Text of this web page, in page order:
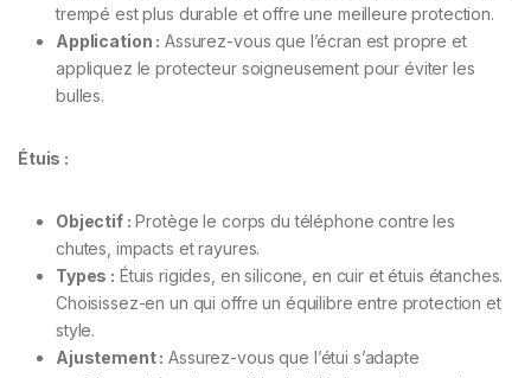
trempé est plus durable et offre une meilleure protection.
Application : Assurez-vous que l’écran est propre et
appliquez le protecteur soigneusement pour éviter les
bulles.
Étuis :
Objectif : Protège le corps du téléphone contre les
chutes, impacts et rayures.
Types : Étuis rigides, en silicone, en cuir et étuis étanches.
Choisissez-en un qui offre un équilibre entre protection et
style.
Ajustement : Assurez-vous que l’étui s’adapte